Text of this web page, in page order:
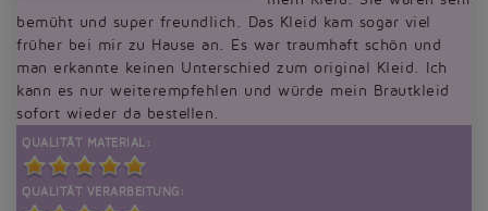
bemüht und super freundlich. Das Kleid kam sogar viel
früher bei mir zu Hause an. Es war traumhaft schön und
man erkannte keinen Unterschied zum original Kleid. Ich
kann es nur weiterempfehlen und würde mein Brautkleid
sofort wieder da bestellen.
QUALITÄT MATERIAL:
QUALITÄT VERARBEITUNG: